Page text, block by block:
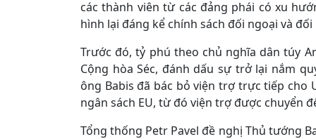
các thành viên từ các đảng phái có xu
hình lại đáng kể chính sách đối ngoại và
Trước đó, tỷ phú theo chủ nghĩa dân túy
Cộng hòa Séc, đánh dấu sự trở lại nắm
ông Babis đã bác bỏ viện trợ trực tiếp cho
ngân sách EU, từ đó viện trợ được chuyển
Tổng thống Petr Pavel đề nghị Thủ tướng